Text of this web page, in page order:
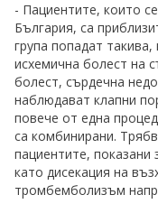
- Пациентите, които
България, са
група попадат
исхемична болест на
болест, сърдечна
наблюдават клапни
повече от една
са комбинирани.
пациентите, показани
като дисекация на
тромбемболизъм